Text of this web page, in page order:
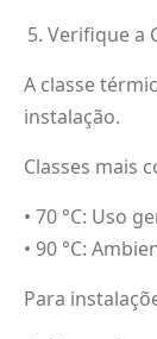
Verifique a
A classe
instalação.
Classes mais
• 70 °C: Uso
• 90 °C:
Para